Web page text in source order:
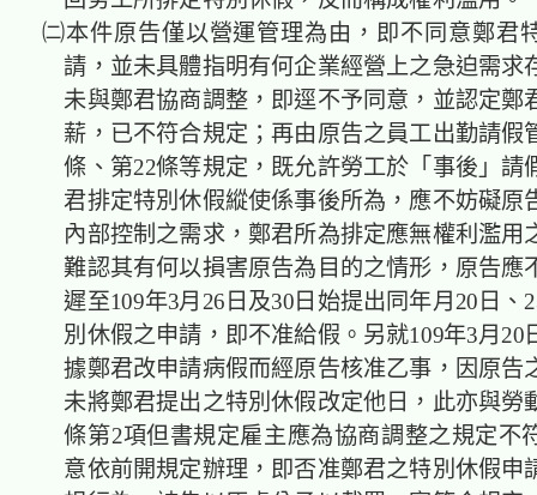
㈡本件原告僅以營運管理為由，即不同意鄭君
請，並未具體指明有何企業經營上之急迫需求
未與鄭君協商調整，即逕不予同意，並認定鄭
薪，已不符合規定；再由原告之員工出勤請假
條、第22條等規定，既允許勞工於「事後」請
君排定特別休假縱使係事後所為，應不妨礙原
內部控制之需求，鄭君所為排定應無權利濫用
難認其有何以損害原告為目的之情形，原告應
遲至109年3月26日及30日始提出同年月20日、
別休假之申請，即不准給假。另就109年3月20
據鄭君改申請病假而經原告核准乙事，因原告
未將鄭君提出之特別休假改定他日，此亦與勞
條第2項但書規定雇主應為協商調整之規定不
意依前開規定辦理，即否准鄭君之特別休假申